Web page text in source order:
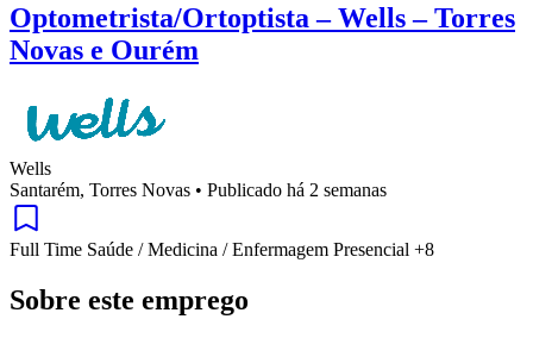
Optometrista/Ortoptista – Wells – Torres
Novas e Ourém
Wells
Santarém, Torres Novas • Publicado há 2 semanas
Full Time Saúde / Medicina / Enfermagem Presencial +8
Sobre este emprego